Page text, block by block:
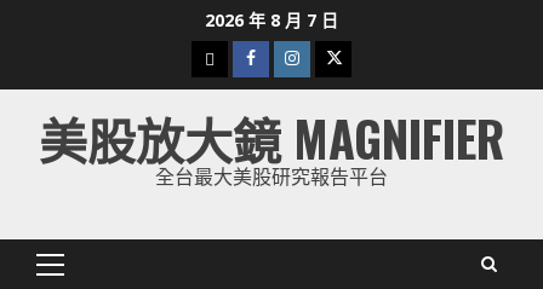
2026 年 8 月 7 日
下
載
美
股
Facebook
Instagram
Twitter
美股放大鏡 MAGNIFIER
全台最大美股研究報告平台
Primary